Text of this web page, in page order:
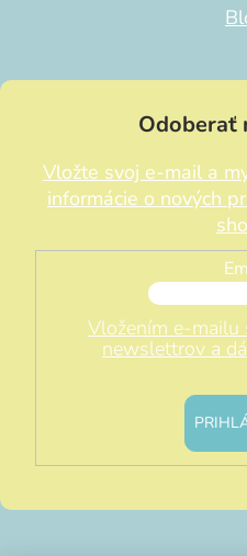
Odoberať
Vložte svoj e-mail a
informácie o nových
Vložením e-mailu
newslettrov a